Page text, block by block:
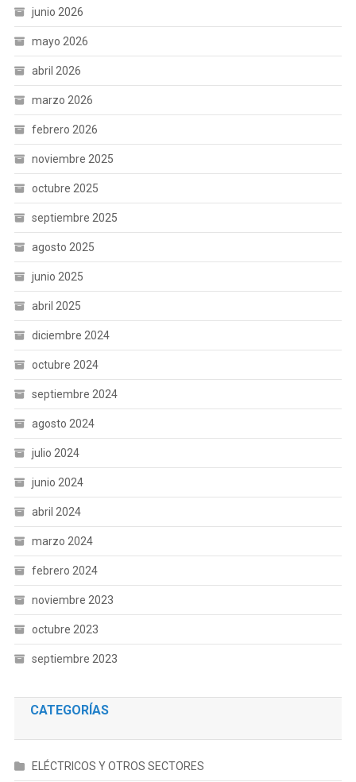
junio 2026
mayo 2026
abril 2026
marzo 2026
febrero 2026
noviembre 2025
octubre 2025
septiembre 2025
agosto 2025
junio 2025
abril 2025
diciembre 2024
octubre 2024
septiembre 2024
agosto 2024
julio 2024
junio 2024
abril 2024
marzo 2024
febrero 2024
noviembre 2023
octubre 2023
septiembre 2023
CATEGORÍAS
ELÉCTRICOS Y OTROS SECTORES